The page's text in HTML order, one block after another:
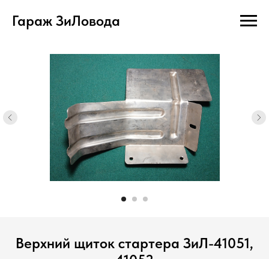
Гараж ЗиЛовода
Верхний щиток стартера ЗиЛ-41051,